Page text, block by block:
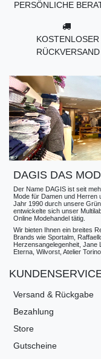
PERSÖNLICHE
KOSTENLOSER
RÜCKVERSAND
DAGIS DAS
Der Name DAGIS ist seit
Mode für Damen und Herren
Jahr 1990 durch unsere
entwickelte sich unser
Online Modehandel tätig.
Wir bieten Ihnen ein breites
Brands wie Sportalm,
Herzensangelegenheit, Jane
Eterna, Wilvorst, Atelier
Versand & Rückgabe
Bezahlung
Store
Gutscheine